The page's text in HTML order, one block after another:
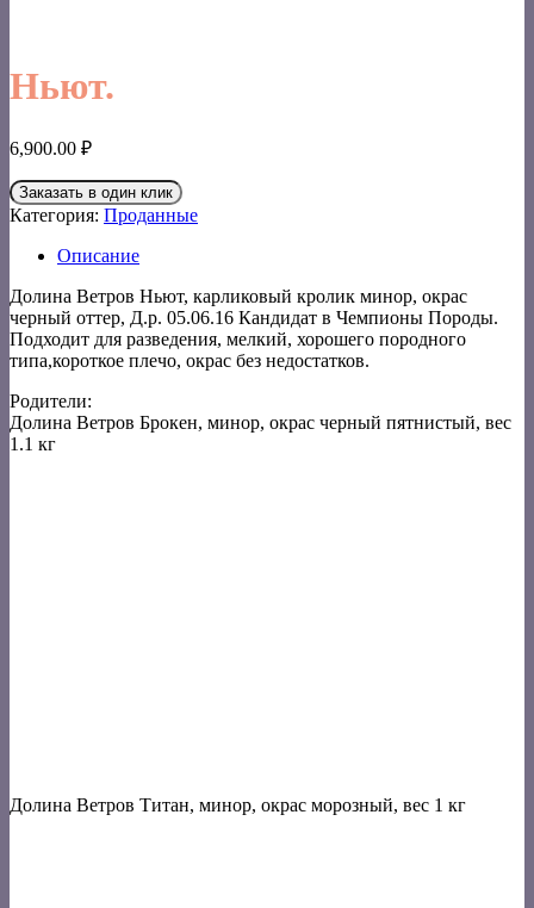
Ньют.
6,900.00 ₽
Заказать в один клик
Категория: Проданные
Описание
Долина Ветров Ньют, карликовый кролик минор, окрас
черный оттер, Д.р. 05.06.16 Кандидат в Чемпионы Породы.
Подходит для разведения, мелкий, хорошего породного
типа,короткое плечо, окрас без недостатков.
Родители:
Долина Ветров Брокен, минор, окрас черный пятнистый, вес
1.1 кг
Долина Ветров Титан, минор, окрас морозный, вес 1 кг